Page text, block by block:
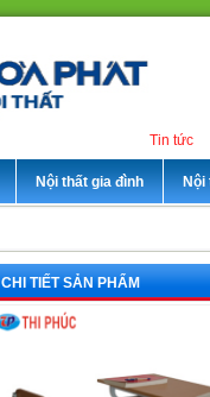
Tin tức
Nội thất gia đình Nội
CHI TIẾT SẢN PHẨM